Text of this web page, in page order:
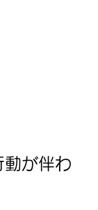
動が伴わ